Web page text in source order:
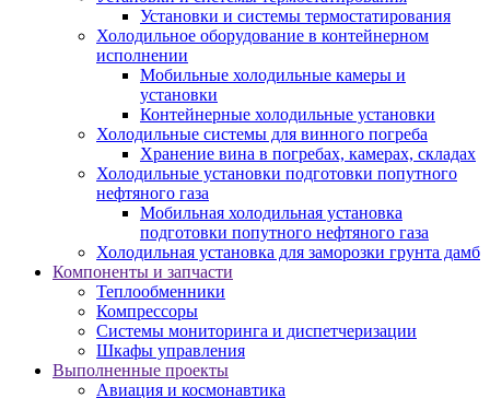
Установки и системы термостатирования
Холодильное оборудование в контейнерном
исполнении
Мобильные холодильные камеры и
установки
Контейнерные холодильные установки
Холодильные системы для винного погреба
Хранение вина в погребах, камерах, складах
Холодильные установки подготовки попутного
нефтяного газа
Мобильная холодильная установка
подготовки попутного нефтяного газа
Холодильная установка для заморозки грунта дамб
Компоненты и запчасти
Теплообменники
Компрессоры
Системы мониторинга и диспетчеризации
Шкафы управления
Выполненные проекты
Авиация и космонавтика